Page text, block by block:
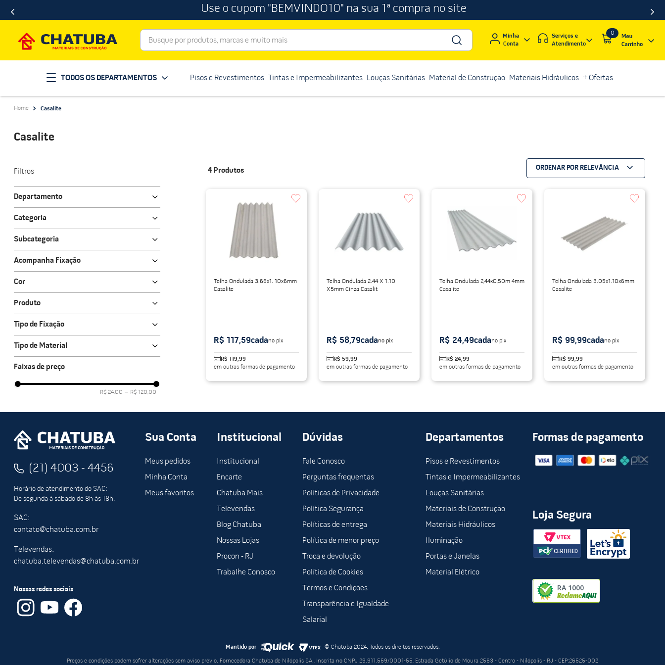
Use o cupom "BEMVINDO10" na sua 1ª compra no site
Busque por produtos, marcas e muito mais
Minha
Conta
Serviços e
Atendimento
0
TODOS OS DEPARTAMENTOS Pisos e Revestimentos Tintas e Impermeabilizantes Louças Sanitárias Material de Construção Materiais Hidráulicos + Ofertas
Casalite
Casalite
Filtros
Departamento
Categoria
Subcategoria
Telhas de fibrocimento
Acompanha Fixação
Cor
Cinza
Produto
Telha Ondulada
Tipo de Fixação
Sobreposição ondulada
Tipo de Material
Fibrocimento
Faixas de preço
R$ 24,00 – R$ 120,00
4 Produtos ORDENAR POR RELEVÂNCIA
Telha Ondulada 3.66x1. 10x6mm
Casalite
R$ 119,99
em outras formas de pagamento
R$ 117,59cadano pix
Telha Ondulada 2.44 X 1.10
X5mm Cinza Casalit
R$ 59,99
em outras formas de pagamento
R$ 58,79cadano pix
Telha Ondulada 2,44x0,50m 4mm
Casalite
R$ 24,99
em outras formas de pagamento
R$ 24,49cadano pix
Telha Ondulada 3.05x1.10x6mm
Casalite
R$ 99,99
em outras formas de pagamento
R$ 99,99cadano pix
(21) 4003 - 4456
Horário de atendimento do SAC:
De segunda à sábado de 8h às 18h.
SAC:
contato@chatuba.com.br
Televendas:
chatuba.televendas@chatuba.com.br
Nossas redes sociais
Sua Conta
Meus pedidos
Minha Conta
Meus favoritos
Institucional
Institucional
Encarte
Chatuba Mais
Televendas
Blog Chatuba
Nossas Lojas
Procon - RJ
Trabalhe Conosco
Dúvidas
Fale Conosco
Perguntas frequentas
Políticas de Privacidade
Política Segurança
Políticas de entrega
Política de menor preço
Troca e devolução
Política de Cookies
Termos e Condições
Transparência e Igualdade
Salarial
Departamentos
Pisos e Revestimentos
Tintas e Impermeabilizantes
Louças Sanitárias
Materiais de Construção
Materiais Hidráulicos
Iluminação
Portas e Janelas
Material Elétrico
Formas de pagamento
Loja Segura
Mantido por © Chatuba 2024. Todos os direitos reservados.
Preços e condições podem sofrer alterações sem aviso prévio. Fornecedora Chatuba de Nilópolis SA., Inscrita no CNPJ 29.911.559/0001-55, Estrada Getúlio de Moura 2563 - Centro - Nilópolis - RJ - CEP:26525-002
1 º porcelanato
2º telha
vaso sanitário
telhas